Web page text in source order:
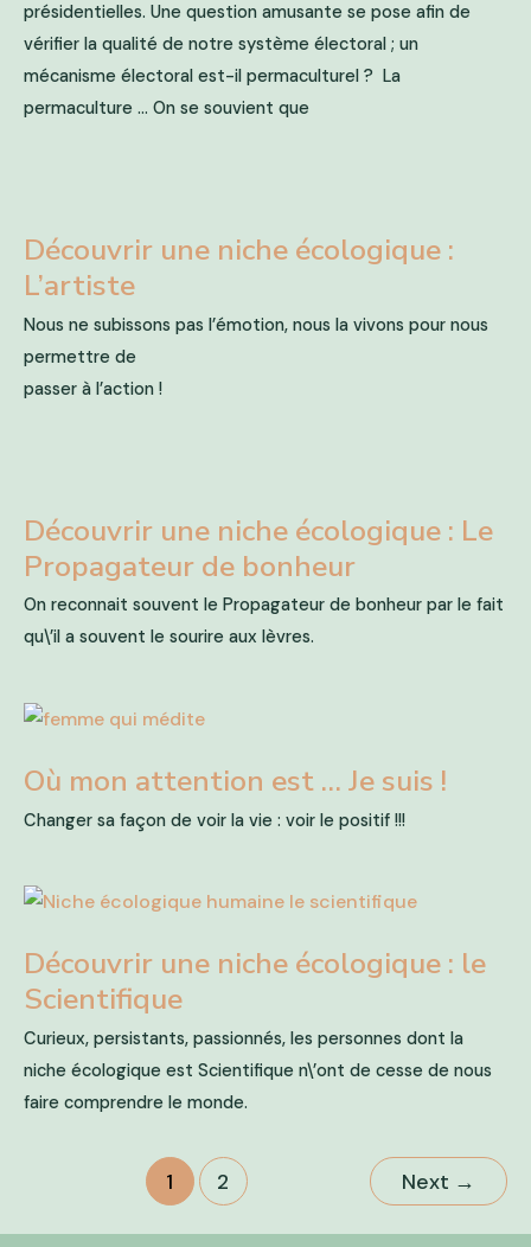
présidentielles. Une question amusante se pose afin de
vérifier la qualité de notre système électoral ; un
mécanisme électoral est-il permaculturel ? La
permaculture … On se souvient que
Découvrir une niche écologique :
L’artiste
Nous ne subissons pas l’émotion, nous la vivons pour nous
permettre de
passer à l’action !
Découvrir une niche écologique : Le
Propagateur de bonheur
On reconnait souvent le Propagateur de bonheur par le fait
qu\’il a souvent le sourire aux lèvres.
Où mon attention est … Je suis !
Changer sa façon de voir la vie : voir le positif !!!
Découvrir une niche écologique : le
Scientifique
Curieux, persistants, passionnés, les personnes dont la
niche écologique est Scientifique n\’ont de cesse de nous
faire comprendre le monde.
1 2 Next →